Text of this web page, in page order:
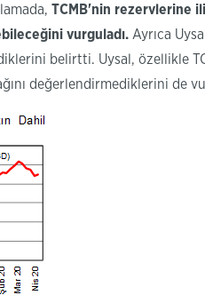
TCMB'nin rezervlerine
vurguladı. Ayrıca
belirtti. Uysal, özellikle
değerlendirmediklerini de